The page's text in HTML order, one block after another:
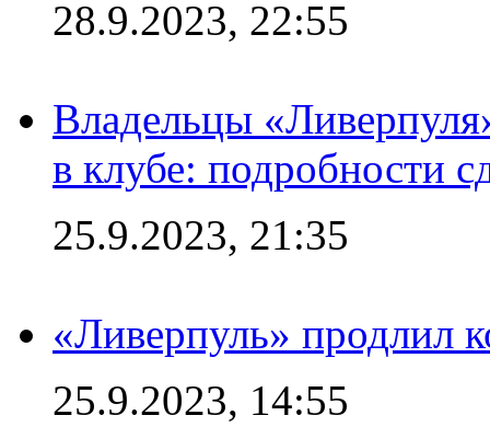
28.9.2023, 22:55
Владельцы
в клубе: подробности
25.9.2023, 21:35
«Ливерпуль» продлил
25.9.2023, 14:55